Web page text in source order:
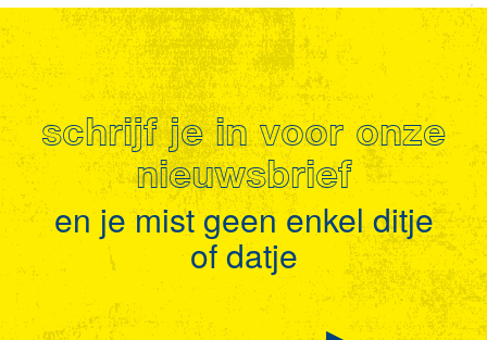
schrijf je in voor onze
nieuwsbrief
en je mist geen enkel ditje
of datje